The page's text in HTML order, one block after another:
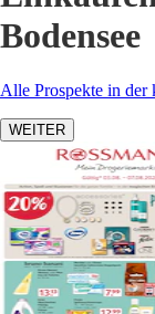
Bodensee
Alle Prospekte in der
WEITER